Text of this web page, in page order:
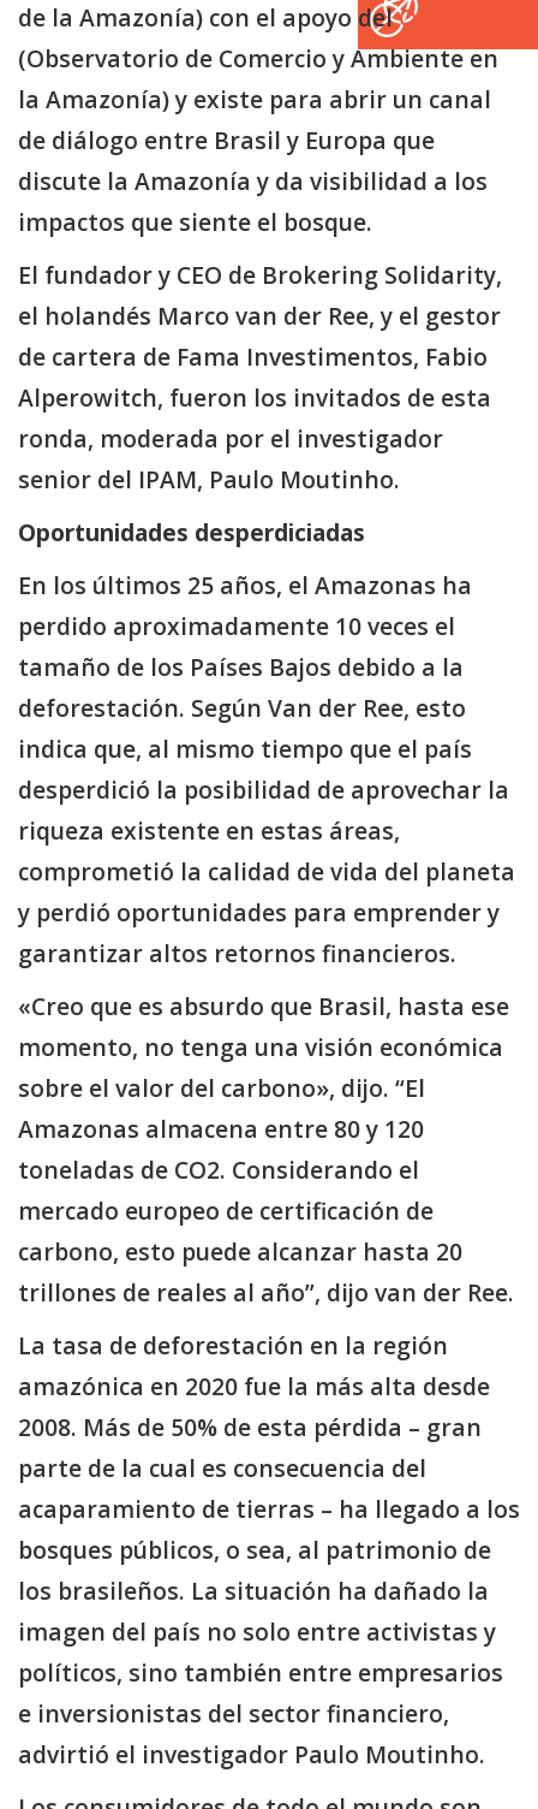
de la Amazonía) con el apoyo delOCAA
(Observatorio de Comercio y Ambiente en
la Amazonía) y existe para abrir un canal
de diálogo entre Brasil y Europa que
discute la Amazonía y da visibilidad a los
impactos que siente el bosque.
El fundador y CEO de Brokering Solidarity,
el holandés Marco van der Ree, y el gestor
de cartera de Fama Investimentos, Fabio
Alperowitch, fueron los invitados de esta
ronda, moderada por el investigador
senior del IPAM, Paulo Moutinho.
Oportunidades desperdiciadas
En los últimos 25 años, el Amazonas ha
perdido aproximadamente 10 veces el
tamaño de los Países Bajos debido a la
deforestación. Según Van der Ree, esto
indica que, al mismo tiempo que el país
desperdició la posibilidad de aprovechar la
riqueza existente en estas áreas,
comprometió la calidad de vida del planeta
y perdió oportunidades para emprender y
garantizar altos retornos financieros.
«Creo que es absurdo que Brasil, hasta ese
momento, no tenga una visión económica
sobre el valor del carbono», dijo. “El
Amazonas almacena entre 80 y 120
toneladas de CO2. Considerando el
mercado europeo de certificación de
carbono, esto puede alcanzar hasta 20
trillones de reales al año”, dijo van der Ree.
La tasa de deforestación en la región
amazónica en 2020 fue la más alta desde
2008. Más de 50% de esta pérdida – gran
parte de la cual es consecuencia del
acaparamiento de tierras – ha llegado a los
bosques públicos, o sea, al patrimonio de
los brasileños. La situación ha dañado la
imagen del país no solo entre activistas y
políticos, sino también entre empresarios
e inversionistas del sector financiero,
advirtió el investigador Paulo Moutinho.